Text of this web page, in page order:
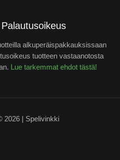
alkuperäispakkauksissaan
tuotteen vastaanotosta
Lue tarkemmat ehdot tästä!
2026 | Spelivinkki